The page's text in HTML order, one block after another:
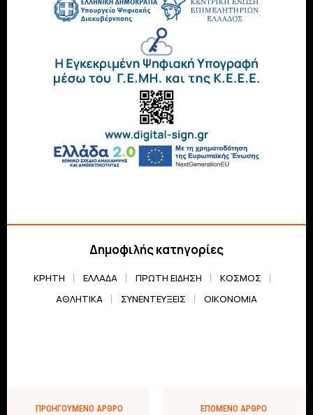
Δημοφιλής κατηγορίες
ΚΡΗΤΗ ΕΛΛΆΔΑ ΠΡΏΤΗ ΕΊΔΗΣΗ
ΚΌΣΜΟΣ
ΑΘΛΗΤΙΚΆ
ΣΥΝΕΝΤΕΎΞΕΙΣ ΟΙΚΟΝΟΜΊΑ
ΠΡΟΗΓΟΎΜΕΝΟ ΆΡΘΡΟ ΕΠΌΜΕΝΟ ΆΡΘΡΟ